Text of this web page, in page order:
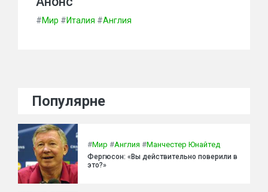
#Мир #Италия #Англия
Популярне
#Мир #Англия #Манчестер Юнайтед
Фергюсон: «Вы действительно поверили в
это?»